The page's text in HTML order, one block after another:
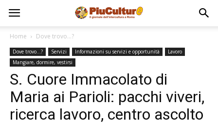
Home Dove trovo...?
Dove trovo...? Servizi Informazioni su servizi e opportunità
Lavoro
Mangiare, dormire, vestirsi
S. Cuore Immacolato di
Maria ai Parioli: pacchi viveri,
ricerca lavoro, centro ascolto